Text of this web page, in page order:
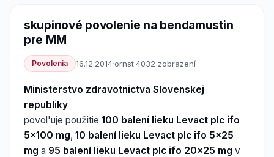
skupinové povolenie na bendamustin
pre MM
Povolenia 16.12.2014·ornst·4032 zobrazení
Ministerstvo zdravotnictva Slovenskej
republiky
povol'uje použitie 100 balení lieku Levact plc ifo
5x100 mg, 10 balení lieku Levact plc ifo 5x25
mg a 95 balení lieku Levact plc ifo 20x25 mg v